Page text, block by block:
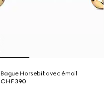
Bague Horsebit avec émail
CHF 390